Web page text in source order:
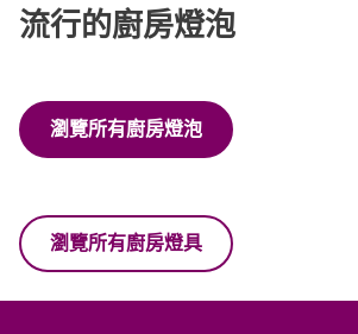
流行的廚房燈泡
瀏覽所有廚房燈泡
瀏覽所有廚房燈具